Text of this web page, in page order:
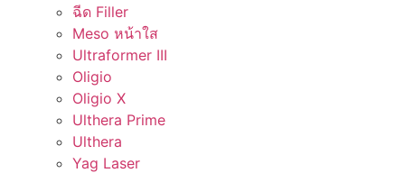
ฉีด Filler
Meso หน้าใส
Ultraformer III
Oligio
Oligio X
Ulthera Prime
Ulthera
Yag Laser